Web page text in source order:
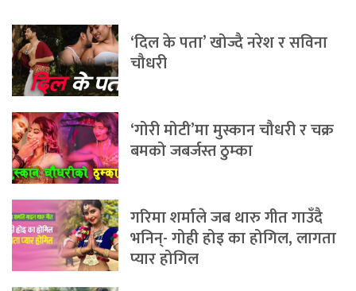
‘दिल के पता’ खोज्दै नरेश र सविना
चौधरी
‘गोरी मोटी’मा मुस्कान चौधरी र चक्र
बमको जबर्जस्त ठुम्का
गरिमा शर्माले जब थारु गीत गाउँदै
भनिन्- गोही होइ का होगिल, लागता
प्यार होगिल